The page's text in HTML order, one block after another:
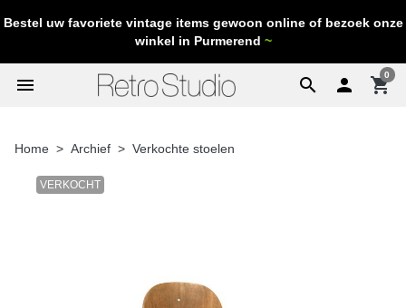
Bestel uw favoriete vintage items gewoon online of bezoek onze
winkel in Purmerend ~
search
menu  shopping_cart
0
Home Archief Verkochte stoelen
VERKOCHT